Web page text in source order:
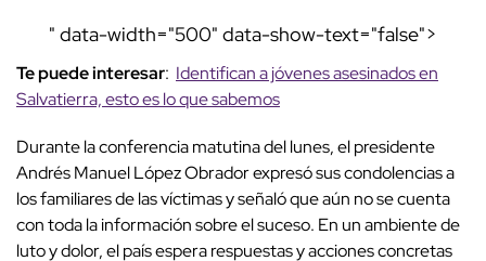
" data-width="500" data-show-text="false">
Te puede interesar: Identifican a jóvenes asesinados en
Salvatierra, esto es lo que sabemos
Durante la conferencia matutina del lunes, el presidente
Andrés Manuel López Obrador expresó sus condolencias a
los familiares de las víctimas y señaló que aún no se cuenta
con toda la información sobre el suceso. En un ambiente de
luto y dolor, el país espera respuestas y acciones concretas